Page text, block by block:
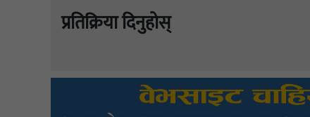
प्रतिक्रिया दिनुहोस्